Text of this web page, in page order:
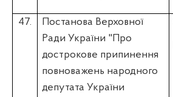
47.
Постанова Верховної
Ради України "Про
дострокове припинення
повноважень народного
депутата України